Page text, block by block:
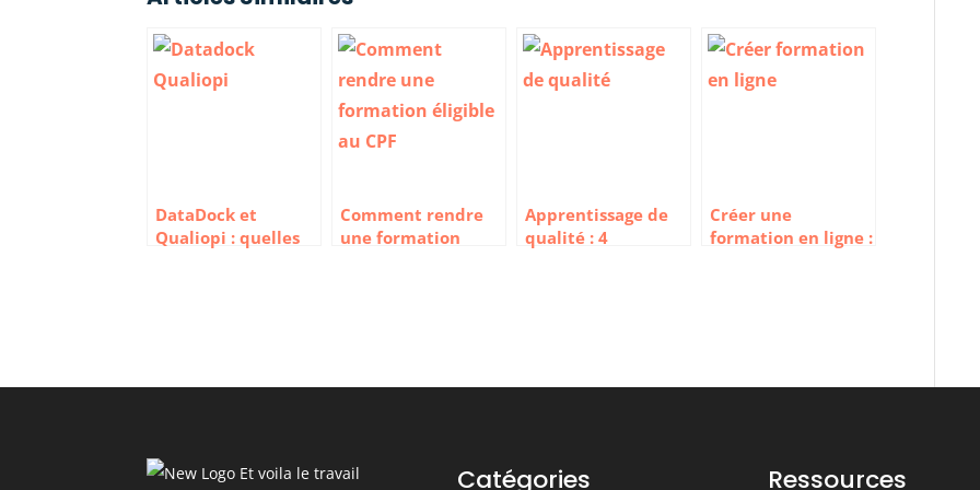
DataDock et
Qualiopi : quelles
Comment rendre
une formation
Apprentissage de
qualité : 4
Créer une
formation en ligne :
Catégories Ressources